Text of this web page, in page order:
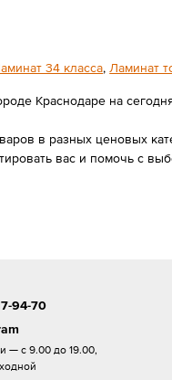
34 класса, Ламинат
Краснодаре на
в разных ценовых
вас и помочь с
94-70
— с 9.00 до 19.00,